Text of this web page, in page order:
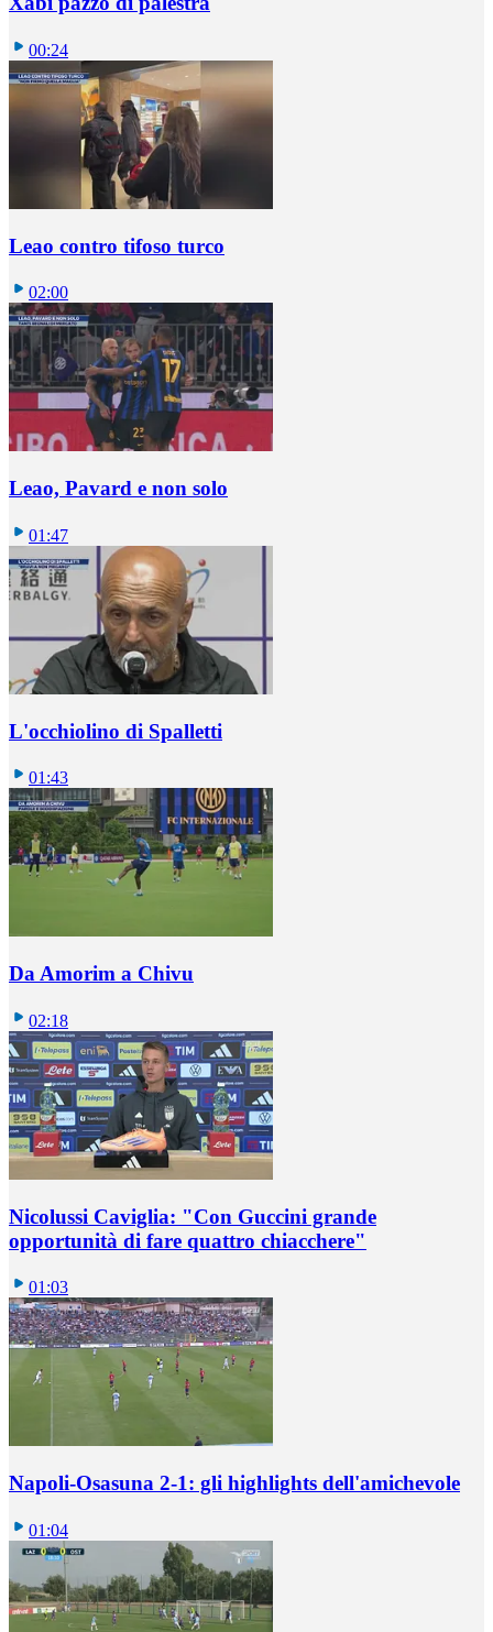
00:24
Leao contro tifoso turco
02:00
Leao, Pavard e non solo
01:47
L'occhiolino di Spalletti
01:43
Da Amorim a Chivu
02:18
Nicolussi Caviglia: "Con Guccini grande
opportunità di fare quattro chiacchere"
01:03
Napoli-Osasuna 2-1: gli highlights dell'amichevole
01:04